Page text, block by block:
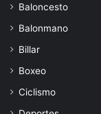
Baloncesto
Balonmano
Billar
Boxeo
Ciclismo